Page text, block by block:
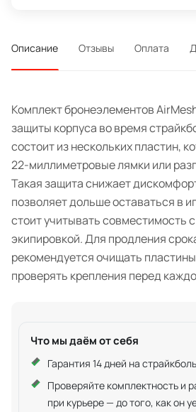
Описание Отзывы Оплата
Комплект бронеэлементов
защиты корпуса во время
состоит из нескольких пластин,
22-миллиметровые лямки или
Такая защита снижает
позволяет дольше оставаться в
стоит учитывать совместимость
экипировкой. Для продления
рекомендуется очищать пластины
проверять крепления перед
Что мы даём от себя
Гарантия 14 дней на
Проверяйте комплектность и
при курьере — до того, как он